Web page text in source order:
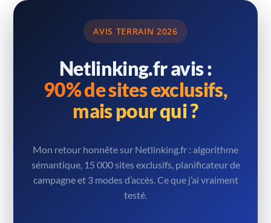
AVIS TERRAIN 2026
Netlinking.fr avis :
90% de sites exclusifs,
mais pour qui ?
Mon retour honnête sur Netlinking.fr : algorithme
sémantique, 15 000 sites exclusifs, planificateur de
campagne et 3 modes d’accès. Ce que j’ai vraiment
testé.